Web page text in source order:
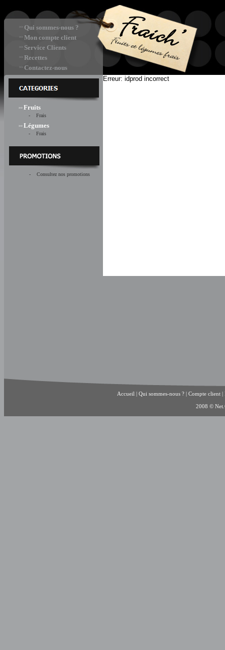
>> Qui sommes-nous ?
>> Mon compte client
>> Service Clients
>> Recettes
>> Contactez-nous
>> Fruits
- Frais
>> Légumes
- Frais
- Consultez nos promotions
Erreur: idprod incorrect
Accueil | Qui sommes-nous ?| Compte client |
2008 ©